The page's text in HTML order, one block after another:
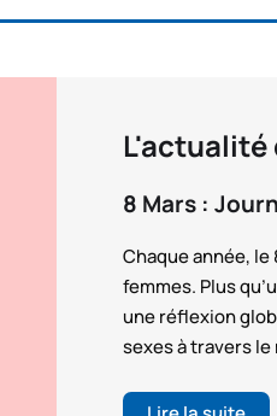
8 Mars :
Chaque année,
femmes. Plus
une réflexion
sexes à travers le